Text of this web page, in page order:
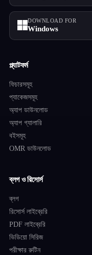
DOWNLOAD FOR
Windows
প্ল্যাটফর্ম
ফিচারসমূহ
প্যাকেজসমূহ
অ্যাপ ডাউনলোড
অ্যাপ গ্যালারি
বইসমূহ
OMR ডাউনলোড
ব্লগ ও রিসোর্স
ব্লগ
রিসোর্স লাইব্রেরি
PDF লাইব্রেরি
ভিডিয়ো সিরিজ
পরীক্ষার রুটিন